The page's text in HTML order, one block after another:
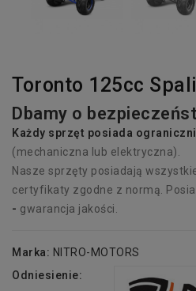
Toronto 125cc
Dbamy o
Każdy sprzęt posiada
(mechaniczna lub elektryczna).
Nasze sprzęty posiadają
certyfikaty zgodne z normą.
- gwarancja jakości.
Marka: NITRO-MOTORS
Odniesienie: